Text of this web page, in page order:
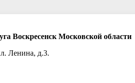
Воскресенск Московской области
Ленина, д.3.